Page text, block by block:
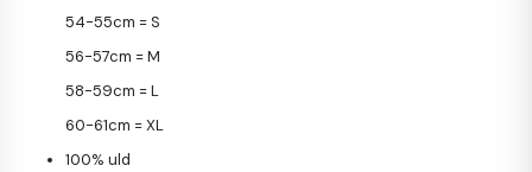
54-55cm =S
56-57cm =M
58-59cm =L
60-61cm =XL
100% uld